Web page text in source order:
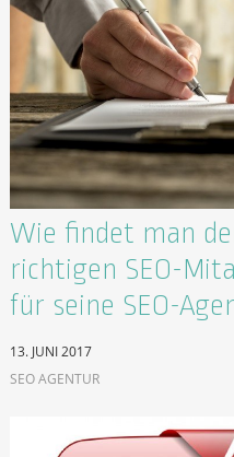
Wie findet man
richtigen SEO-
für seine SEO-
13. JUNI 2017
SEO AGENTUR